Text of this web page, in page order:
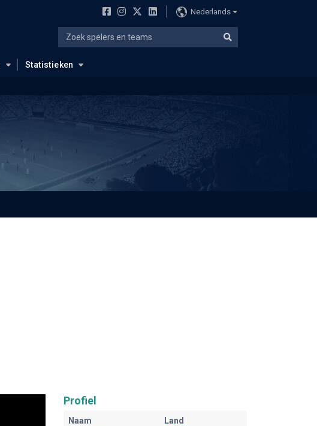
Nederlands
Statistieken
Profiel
Naam
Land